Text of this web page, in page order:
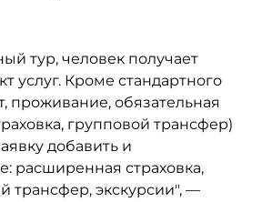
тур, человек получает
услуг. Кроме стандартного
проживание, обязательная
групповой трансфер)
добавить и
расширенная страховка,
трансфер, экскурсии", —